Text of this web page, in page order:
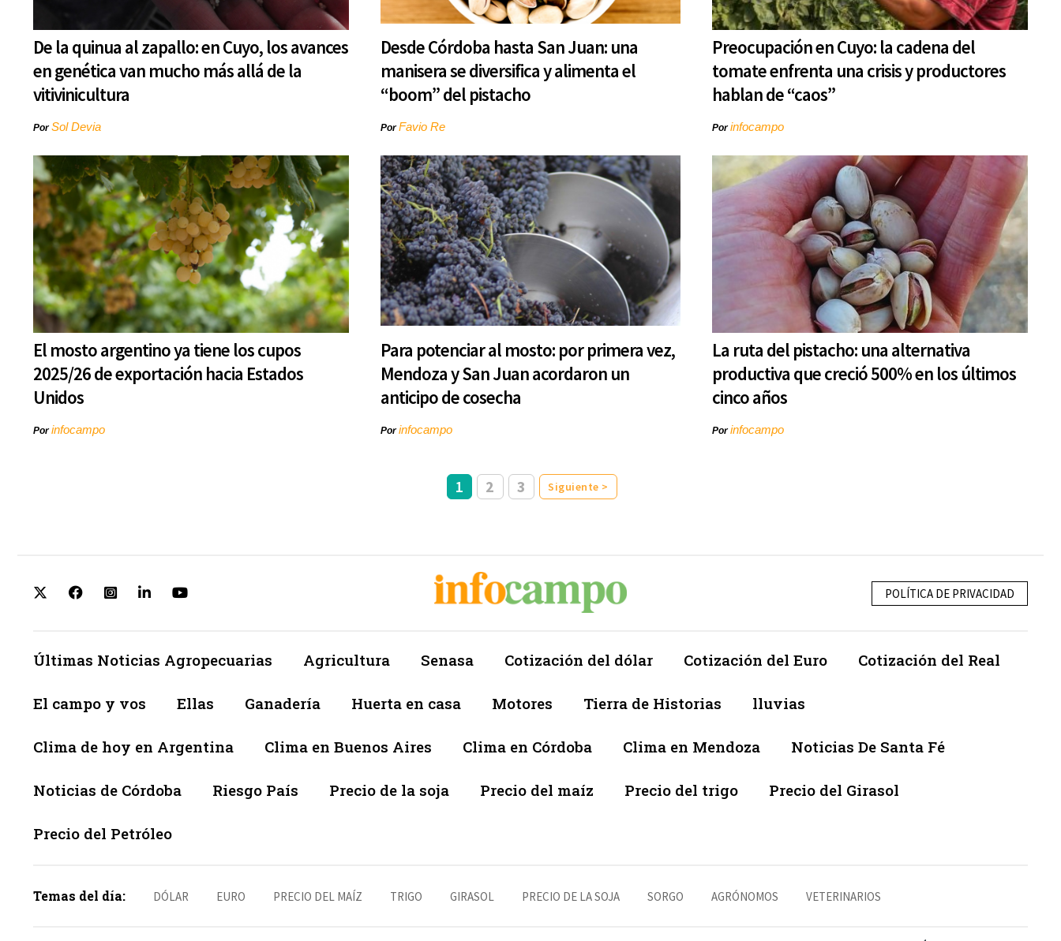
De la quinua al zapallo: en Cuyo, los avances
en genética van mucho más allá de la
vitivinicultura
PorSol Devia
Desde Córdoba hasta San Juan: una
manisera se diversifica y alimenta el
“boom” del pistacho
PorFavio Re
Preocupación en Cuyo: la cadena del
tomate enfrenta una crisis y productores
hablan de “caos”
Porinfocampo
El mosto argentino ya tiene los cupos
2025/26 de exportación hacia Estados
Unidos
Porinfocampo
Para potenciar al mosto: por primera vez,
Mendoza y San Juan acordaron un
anticipo de cosecha
Porinfocampo
La ruta del pistacho: una alternativa
productiva que creció 500% en los últimos
cinco años
Porinfocampo
1 2 3 Siguiente >
POLÍTICA DE PRIVACIDAD
Últimas Noticias Agropecuarias Agricultura Senasa Cotización del dólar Cotización del Euro Cotización del Real
El campo y vos Ellas Ganadería Huerta en casa Motores Tierra de Historias lluvias
Clima de hoy en Argentina Clima en Buenos Aires Clima en Córdoba Clima en Mendoza Noticias De Santa Fé
Noticias de Córdoba Riesgo País Precio de la soja Precio del maíz Precio del trigo Precio del Girasol
Precio del Petróleo
Temas del día: DÓLAR EURO PRECIO DEL MAÍZ TRIGO GIRASOL PRECIO DE LA SOJA SORGO AGRÓNOMOS VETERINARIOS